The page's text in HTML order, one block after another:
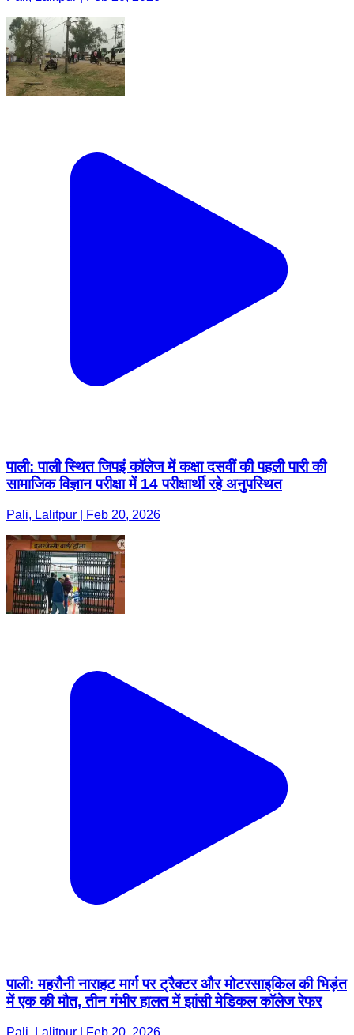
पाली: पाली स्थित जिपइं कॉलेज में कक्षा दसवीं की पहली पारी की
सामाजिक विज्ञान परीक्षा में 14 परीक्षार्थी रहे अनुपस्थित
Pali, Lalitpur | Feb 20, 2026
पाली: महरौनी नाराहट मार्ग पर ट्रैक्टर और मोटरसाइकिल की भिड़ंत
में एक की मौत, तीन गंभीर हालत में झांसी मेडिकल कॉलेज रेफर
Pali, Lalitpur | Feb 20, 2026